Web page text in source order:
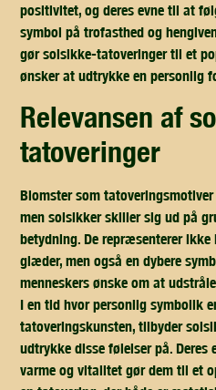
positivitet, og deres evne til at
symbol på trofasthed og
gør solsikke-tatoveringer til et
ønsker at udtrykke en personlig
relevansen af solsikke
tatoveringer
Blomster som
men solsikker skiller sig ud på
betydning. De repræsenterer
glæder, men også en dybere
menneskers ønske om at
I en tid hvor personlig symbolik
tatoveringskunsten, tilbyder
udtrykke disse følelser på. Deres
varme og vitalitet gør dem til et